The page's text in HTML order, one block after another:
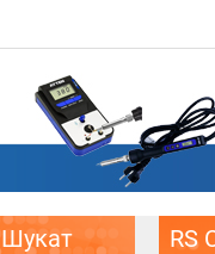
Шукат RS